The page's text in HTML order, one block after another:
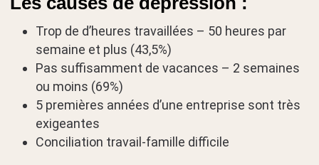
Trop de d’heures travaillées – 50 heures par
semaine et plus (43,5%)
Pas suffisamment de vacances – 2 semaines
ou moins (69%)
5 premières années d’une entreprise sont très
exigeantes
Conciliation travail-famille difficile